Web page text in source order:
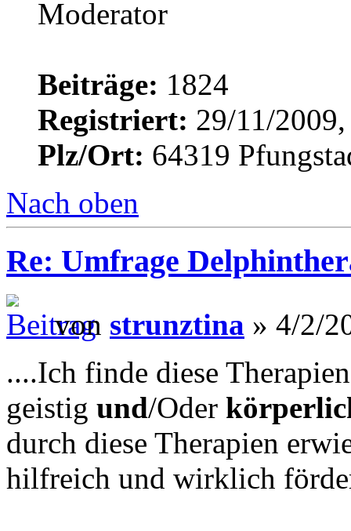
Beiträge: 1824
Registriert: 29/11/
Plz/Ort: 64319
Nach oben
Re: Umfrage
von strunztina » 4/2/
....Ich finde diese
geistig und/Oder
durch diese Therapien
hilfreich und wirklich